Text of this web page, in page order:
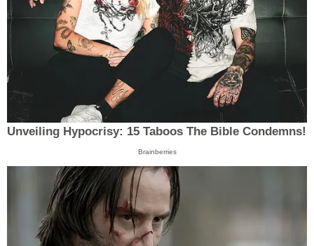
Unveiling Hypocrisy: 15 Taboos The Bible Condemns!
Brainberries